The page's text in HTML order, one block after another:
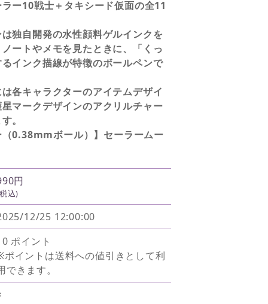
ー10戦士＋タキシード仮面の全11
独自開発の水性顔料ゲルインクを
ートやメモを見たときに、「くっ
インク描線が特徴のボールペンで
各キャラクターのアイテムデザイ
マークデザインのアクリルチャー
。
0.38mmボール）】セーラームー
円
込)
12/25 12:00:00
ポイント
イントは送料への値引きとして利
できます。